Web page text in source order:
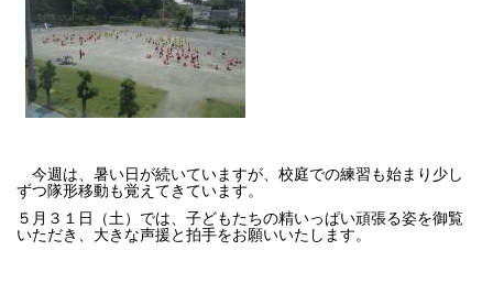
今週は、暑い日が続いていますが、校庭での練習も始まり少し
ずつ隊形移動も覚えてきています。
５月３１日（土）では、子どもたちの精いっぱい頑張る姿を御覧
いただき、大きな声援と拍手をお願いいたします。